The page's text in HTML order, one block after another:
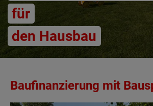
für
den Hausbau
Baufinanzierung mit